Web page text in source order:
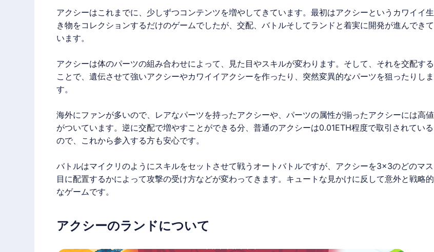
アクシーはこれまでに、少しずつコンテンツを増やしてきています。最初はアクシーというカワイイ生
き物をコレクションするだけのゲームでしたが、交配、バトルそしてランドと着実に開発が進んできて
います。
アクシーは体のパーツの組み合わせによって、見た目やスキルが変わります。そして、それを交配する
ことで、遺伝させて強いアクシーやカワイイアクシーを作ったり、突然変異的なパーツを狙ったりしま
す。
海外にファンが多いので、レアなパーツを持ったアクシーや、パーツの属性が揃ったアクシーには高値
がついています。逆に交配で増やすことができる分、普通のアクシーは0.01ETH程度で取引されている
ので、これから参入する方も安心です。
バトルはマイクリのようにスキルをセットさせて戦うオートバトルですが、アクシーを3×3のどのマス
目に配置するかによって攻撃の受け方などが変わってきます。キュートな見かけに反して意外と戦略的
なゲームです。
アクシーのランドについて